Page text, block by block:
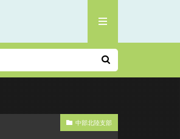
中部北陸支部